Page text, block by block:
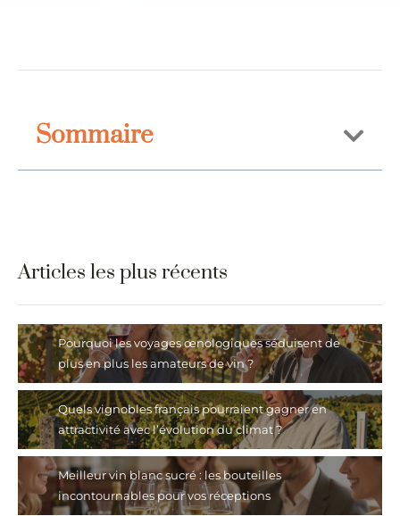
Sommaire
Articles les plus récents
Pourquoi les voyages œnologiques séduisent de
plus en plus les amateurs de vin ?
Quels vignobles français pourraient gagner en
attractivité avec l’évolution du climat ?
Meilleur vin blanc sucré : les bouteilles
incontournables pour vos réceptions